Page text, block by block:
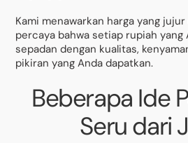
Kami menawarkan harga yang
percaya bahwa setiap rupiah yang
sepadan dengan kualitas,
pikiran yang Anda dapatkan.
Beberapa Ide
Seru dari